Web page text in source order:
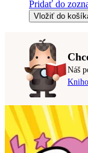
Pridať do
Vložiť do
Náš